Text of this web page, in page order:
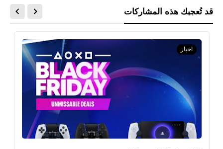
قد تُعجبك هذه المشاركات
اخبار